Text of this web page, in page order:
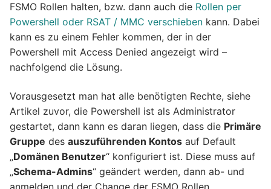
FSMO Rollen halten, bzw. dann auch die Rollen per
Powershell oder RSAT / MMC verschieben kann. Dabei
kann es zu einem Fehler kommen, der in der
Powershell mit Access Denied angezeigt wird –
nachfolgend die Lösung.
Vorausgesetzt man hat alle benötigten Rechte, siehe
Artikel zuvor, die Powershell ist als Administrator
gestartet, dann kann es daran liegen, dass die Primäre
Gruppe des auszuführenden Kontos auf Default
„Domänen Benutzer“ konfiguriert ist. Diese muss auf
„Schema-Admins“ geändert werden, dann ab- und
anmelden und der Change der FSMO Rollen